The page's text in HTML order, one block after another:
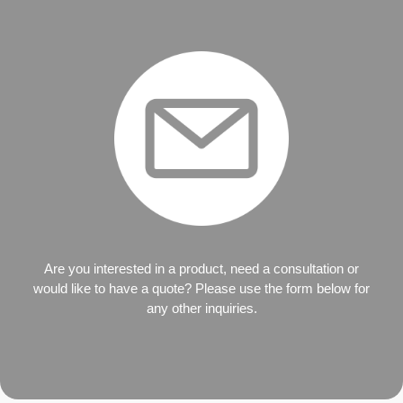
Are you interested in a product, need a consultation or
would like to have a quote? Please use the form below for
any other inquiries.